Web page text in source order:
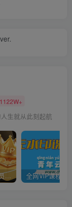
1122W+
生就从此刻起航
加入青年云网创会员，全站资源免费学习。加入高级合伙人，推广日入1000+